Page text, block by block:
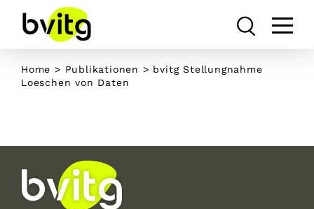
content
Home > Publikationen > bvitg Stellungnahme
Loeschen von Daten